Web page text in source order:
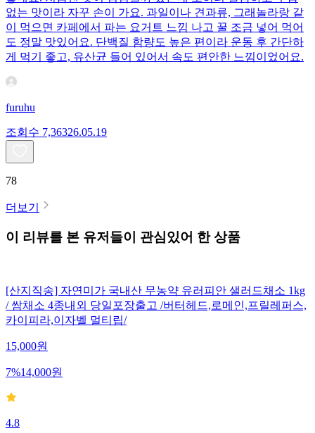
없는 맛이라 자꾸 손이 가요. 과일이나 견과류, 그래놀라랑 같
이 먹으면 카페에서 파는 요거트 느낌 나고 꿀 조금 넣어 먹어
도 정말 맛있어요. 단백질 함량도 높은 편이라 운동 후 간단하
게 먹기 좋고, 유산균 들어 있어서 속도 편안한 느낌이었어요.
furuhu
조회수 7,36326.05.19
78
더보기
이 리뷰를 본 유저들이 관심있어 한 상품
[산지직송] 자연미가 국내산 무농약 유러피안 샐러드채소 1kg
/ 쌈채소 4종내외 당일포장출고 /버터헤드,로메인,프릴레퍼스,
카이피라,이자벨 멀티립/
15,000원
7%14,000원
4.8